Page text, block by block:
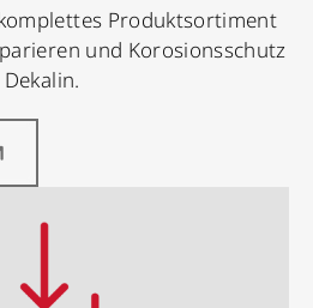
Produktsortiment
und Korosionsschutz